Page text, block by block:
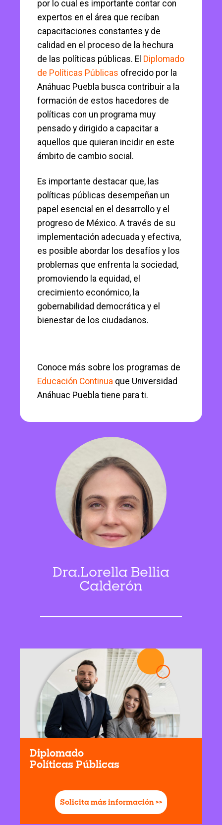
Dra.Lorella Bellia
Calderón
Diplomado
Políticas Públicas
Solicita más información >>
por lo cual es importante contar con
expertos en el área que reciban
capacitaciones constantes y de
calidad en el proceso de la hechura
de las políticas públicas. El Diplomado
de Políticas Públicas ofrecido por la
Anáhuac Puebla busca contribuir a la
formación de estos hacedores de
políticas con un programa muy
pensado y dirigido a capacitar a
aquellos que quieran incidir en este
ámbito de cambio social.
Es importante destacar que, las
políticas públicas desempeñan un
papel esencial en el desarrollo y el
progreso de México. A través de su
implementación adecuada y efectiva,
es posible abordar los desafíos y los
problemas que enfrenta la sociedad,
promoviendo la equidad, el
crecimiento económico, la
gobernabilidad democrática y el
bienestar de los ciudadanos.
Conoce más sobre los programas de
Educación Continua que Universidad
Anáhuac Puebla tiene para ti.